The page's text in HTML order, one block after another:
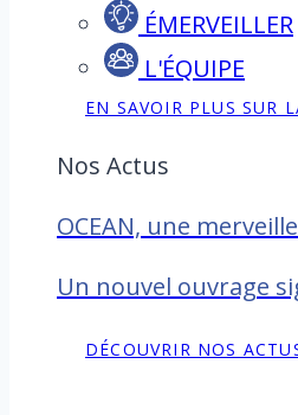
ÉMERVEILLER
L'ÉQUIPE
EN SAVOIR PLUS SUR
Nos Actus
OCEAN, une
Un nouvel ouvrage
DÉCOUVRIR NOS